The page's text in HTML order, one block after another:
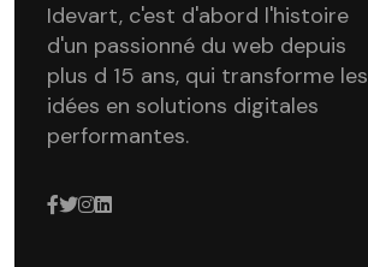
Idevart, c'est d'abord l'histoire
d'un passionné du web depuis
plus d 15 ans, qui transforme les
idées en solutions digitales
performantes.